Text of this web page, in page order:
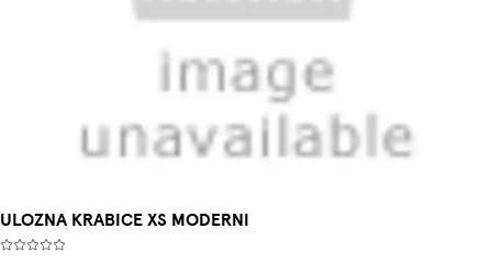
ULOZNA KRABICE XS MODERNI